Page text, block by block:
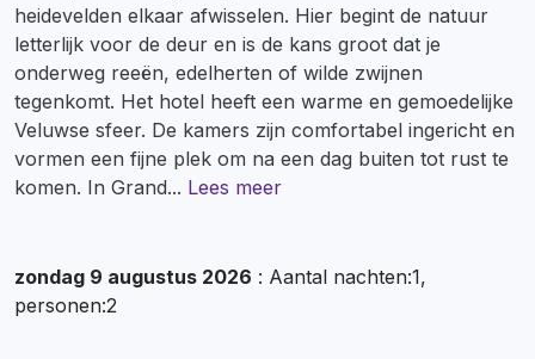
heidevelden elkaar afwisselen. Hier begint de natuur
letterlijk voor de deur en is de kans groot dat je
onderweg reeën, edelherten of wilde zwijnen
tegenkomt. Het hotel heeft een warme en gemoedelijke
Veluwse sfeer. De kamers zijn comfortabel ingericht en
vormen een fijne plek om na een dag buiten tot rust te
komen. In Grand... Lees meer
zondag 9 augustus 2026 : Aantal nachten:1,
personen:2